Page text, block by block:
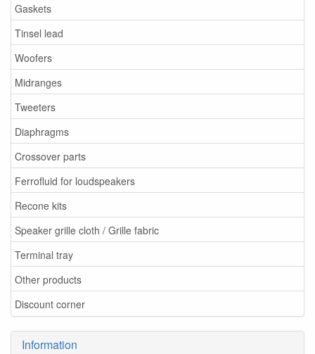
Gaskets
Tinsel lead
Woofers
Midranges
Tweeters
Diaphragms
Crossover parts
Ferrofluid for loudspeakers
Recone kits
Speaker grille cloth / Grille fabric
Terminal tray
Other products
Discount corner
Information